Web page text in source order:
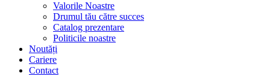
Valorile Noastre
Drumul tău către succes
Catalog prezentare
Politicile noastre
Noutăți
Cariere
Contact